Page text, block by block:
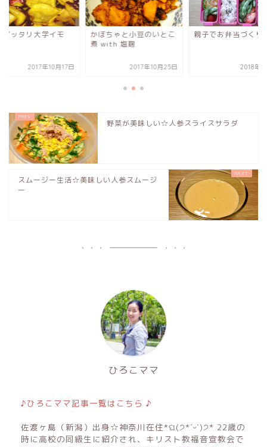
ピッタリ大学イモ
2017年10月17日
かぼちゃと小豆のいとこ
煮 with 塩麹
2017年10月25日
親子でお弁当づくり
2018年8
野菜が美味しい☆人参スライスサラダ
スムージー生活☆美味しい人参スムージ
ー
ひろこママ
♪ひろこママ記事一覧はこちら ♪
佐渡ヶ島（新潟）出身☆神奈川在住*ଘ(੭*ˊᵕˋ)੭* 22歳の
時に高校の同級生に紹介され、キリスト教福音宣教会で